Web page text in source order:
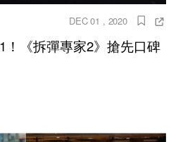
DEC 01 , 2020
！《拆彈專家2》搶先口碑